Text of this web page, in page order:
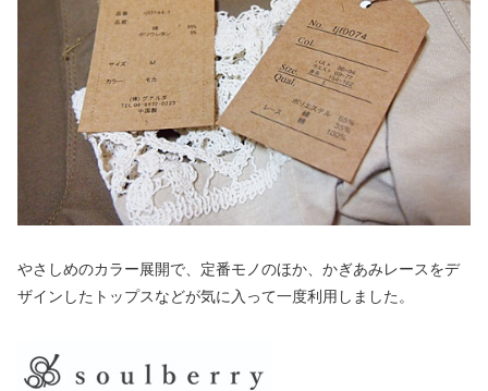
やさしめのカラー展開で、定番モノのほか、かぎあみレースをデ
ザインしたトップスなどが気に入って一度利用しました。